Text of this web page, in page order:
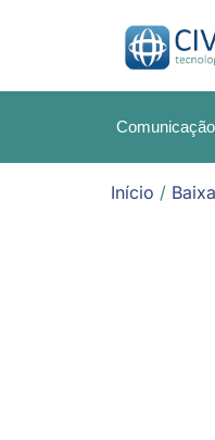
Início /